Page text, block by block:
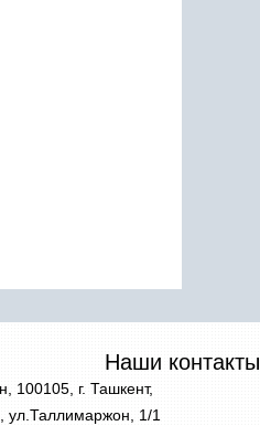
Наши контакты
100105, г. Ташкент,
ул.Таллимаржон, 1/1